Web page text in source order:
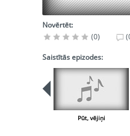
Novērtēt:
(0)
Saistītās epizodes:
Pūt, vējiņi